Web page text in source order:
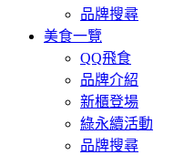
品牌搜尋
美食一覽
QQ飛食
品牌介紹
新櫃登場
綠永續活動
品牌搜尋